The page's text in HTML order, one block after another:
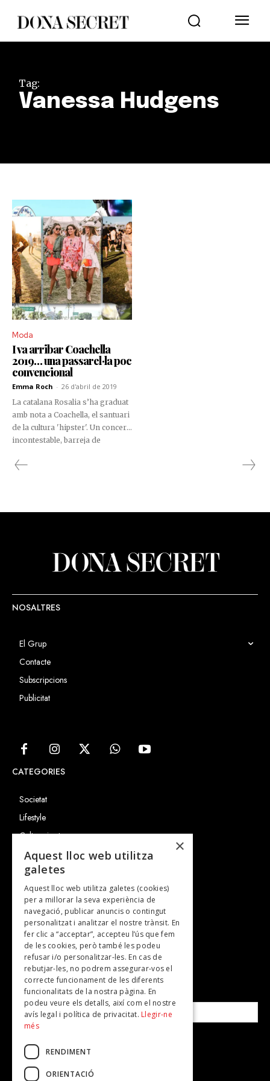
Tag:
Vanessa Hudgens
Moda
I va arribar Coachella
2019… una passarel·la poc
convencional
Emma Roch - 26 d'abril de 2019
La catalana Rosalia s’ha graduat
amb nota a Coachella, el santuari
de la cultura 'hipster'. Un concert
incontestable, barreja de
músiques urbanes.
NOSALTRES
El Grup
Contacte
Subscripcions
Publicitat
CATEGORIES
Societat
Lifestyle
Cultura i art
Entrevistes
Gastronomia
TV
Plans per fer
Revistes
SUBSCRIU-TE A LA NOSTRA NEWSLETTER!
Correu electrònic*
Accepto lapolítica de privacitat
×
Aquest lloc web utilitza
galetes
Aquest lloc web utilitza galetes (cookies)
per a millorar la seva experiència de
navegació, publicar anuncis o contingut
personalitzat i analitzar el nostre trànsit. En
fer clic a “acceptar”, accepteu l’ús que fem
de les cookies, però també les podeu
refusar i/o personalitzar-les. En cas de
rebutjar-les, no podrem assegurar-vos el
correcte funcionament de les diferents
funcionalitats de la nostra pàgina. En
podeu veure els detalls, així com el nostre
avís legal i política de privacitat. Llegir-ne
més
RENDIMENT
ORIENTACIÓ